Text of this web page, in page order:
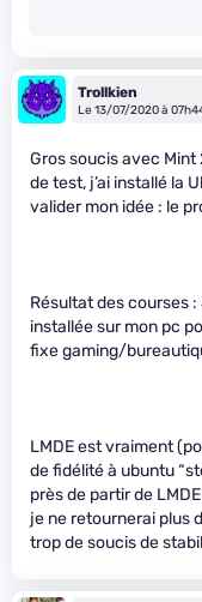
Trollkien
Le 13/07/2020 à
Gros soucis avec
de test, j’ai installé la
valider mon idée : le
Résultat des courses :
installée sur mon pc
fixe gaming/
LMDE est vraiment
de fidélité à ubuntu
près de partir de
je ne retournerai plus
trop de soucis de